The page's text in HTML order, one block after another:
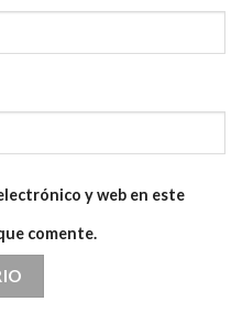
y web en este
comente.